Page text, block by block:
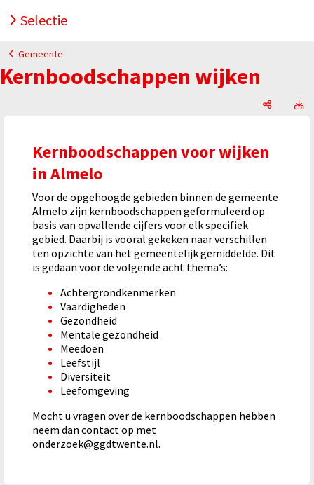
Selectie
Gemeente
Kernboodschappen wijken
Kernboodschappen voor wijken
in Almelo
Voor de opgehoogde gebieden binnen de gemeente
Almelo zijn kernboodschappen geformuleerd op
basis van opvallende cijfers voor elk specifiek
gebied. Daarbij is vooral gekeken naar verschillen
ten opzichte van het gemeentelijk gemiddelde. Dit
is gedaan voor de volgende acht thema’s:
Achtergrondkenmerken
Vaardigheden
Gezondheid
Mentale gezondheid
Meedoen
Leefstijl
Diversiteit
Leefomgeving
Mocht u vragen over de kernboodschappen hebben
neem dan contact op met
onderzoek@ggdtwente.nl.